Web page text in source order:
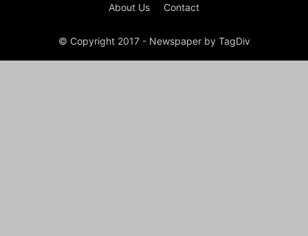
About Us Contact
© Copyright 2017 - Newspaper by TagDiv